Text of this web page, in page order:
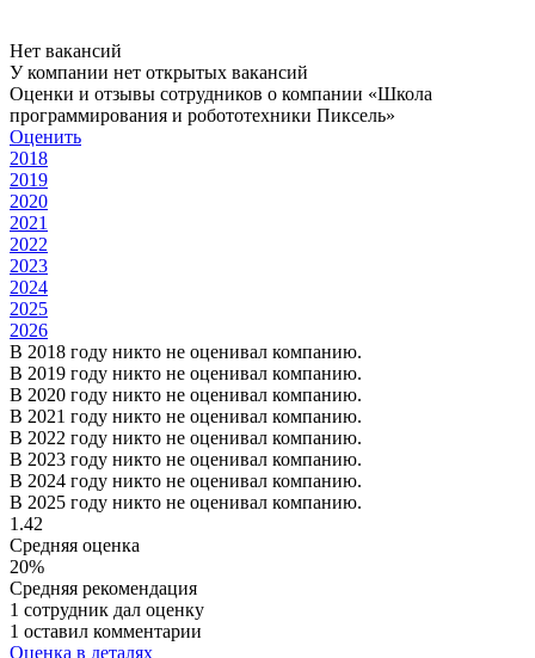
Нет вакансий
У компании нет открытых вакансий
Оценки и отзывы сотрудников о компании «Школа
программирования и робототехники Пиксель»
Оценить
2018
2019
2020
2021
2022
2023
2024
2025
2026
В 2018 году никто не оценивал компанию.
В 2019 году никто не оценивал компанию.
В 2020 году никто не оценивал компанию.
В 2021 году никто не оценивал компанию.
В 2022 году никто не оценивал компанию.
В 2023 году никто не оценивал компанию.
В 2024 году никто не оценивал компанию.
В 2025 году никто не оценивал компанию.
1.42
Средняя оценка
20%
Средняя рекомендация
1 сотрудник дал оценку
1 оставил комментарии
Оценка в деталях